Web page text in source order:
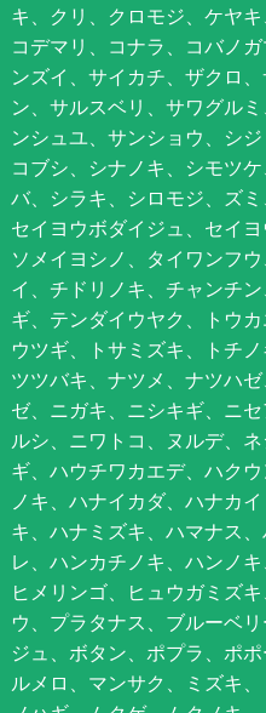
キ、クリ、クロモジ、ケヤ
コデマリ、コナラ、コバノ
ンズイ、サイカチ、ザクロ
ン、サルスベリ、サワグル
ンシュユ、サンショウ、シ
コブシ、シナノキ、シモツ
バ、シラキ、シロモジ、ズミ
セイヨウボダイジュ、セイ
ソメイヨシノ、タイワンフ
イ、チドリノキ、チャンチ
ギ、テンダイウヤク、トウ
ウツギ、トサミズキ、トチ
ツツバキ、ナツメ、ナツハ
ゼ、ニガキ、ニシキギ、ニ
ルシ、ニワトコ、ヌルデ、
ギ、ハウチワカエデ、ハク
ノキ、ハナイカダ、ハナカ
キ、ハナミズキ、ハマナス
レ、ハンカチノキ、ハンノ
ヒメリンゴ、ヒュウガミズ
ウ、プラタナス、ブルーベ
ジュ、ボタン、ポプラ、ポ
ルメロ、マンサク、ミズキ